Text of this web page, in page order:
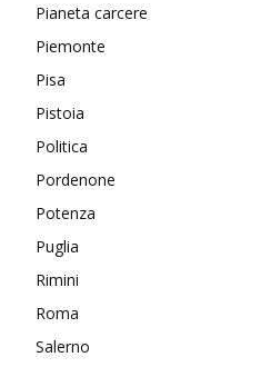
Pianeta carcere
Piemonte
Pisa
Pistoia
Politica
Pordenone
Potenza
Puglia
Rimini
Roma
Salerno